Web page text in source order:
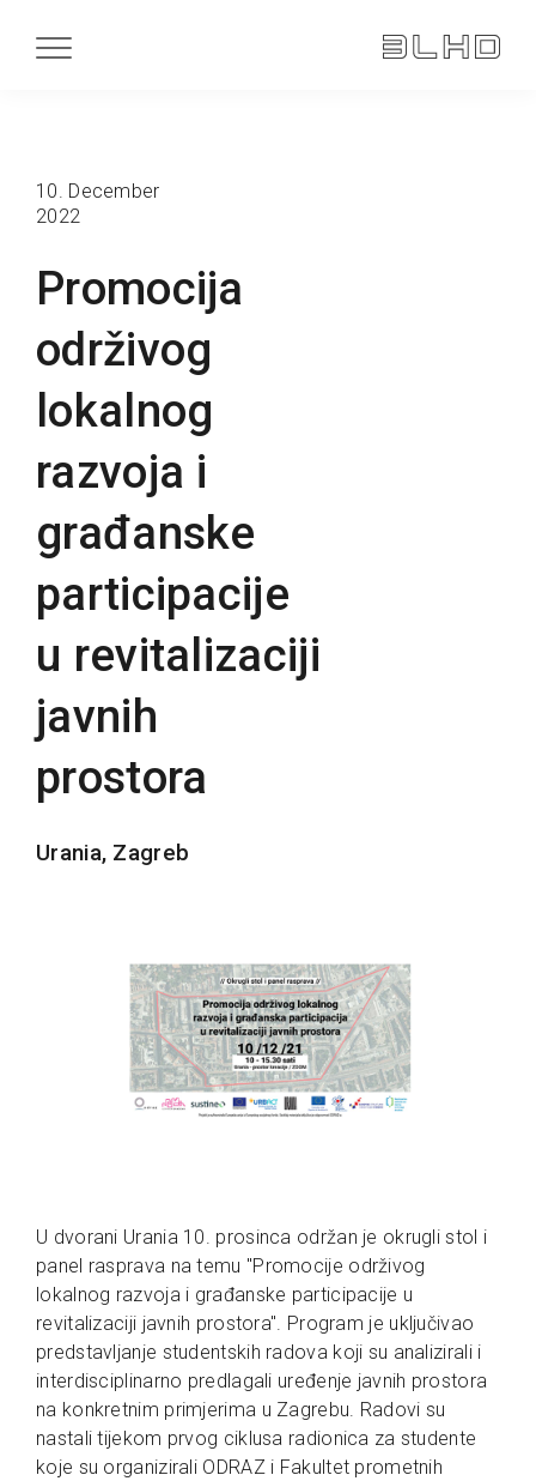
Promocija
održivog
lokalnog
razvoja i
građanske
participacije
u revitalizaciji
javnih
prostora
Urania, Zagreb
10. December
2022
U dvorani Urania 10. prosinca održan je okrugli stol i
panel rasprava na temu "Promocije održivog
lokalnog razvoja i građanske participacije u
revitalizaciji javnih prostora". Program je uključivao
predstavljanje studentskih radova koji su analizirali i
interdisciplinarno predlagali uređenje javnih prostora
na konkretnim primjerima u Zagrebu. Radovi su
nastali tijekom prvog ciklusa radionica za studente
koje su organizirali ODRAZ i Fakultet prometnih